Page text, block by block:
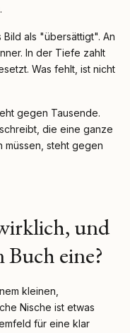
als "übersättigt". An
In der Tiefe zahlt
Was fehlt, ist nicht
gegen Tausende.
die eine ganze
müssen, steht gegen
und
eine?
kleinen,
Nische ist etwas
für eine klar